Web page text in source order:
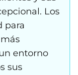
Los
para
entorno
sus